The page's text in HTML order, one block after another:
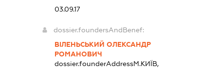
03.09.17
dossier.foundersAndBenef:
ВІЛЕНЬСЬКИЙ ОЛЕКСАНДР
РОМАНОВИЧ
dossier.founderAddressМ.КИЇВ,